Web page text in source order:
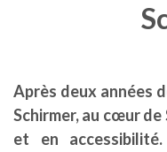
Après deux années
Schirmer, au cœur
et en